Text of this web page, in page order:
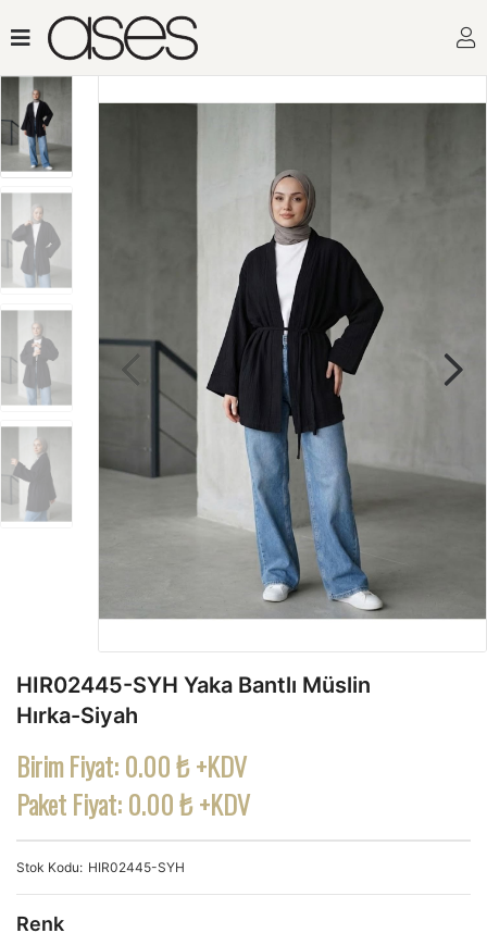
HIR02445-SYH Yaka Bantlı Müslin
Hırka-Siyah
Birim Fiyat:0.00 ₺ +KDV
Paket Fiyat:0.00 ₺ +KDV
Stok Kodu HIR02445-SYH
Renk